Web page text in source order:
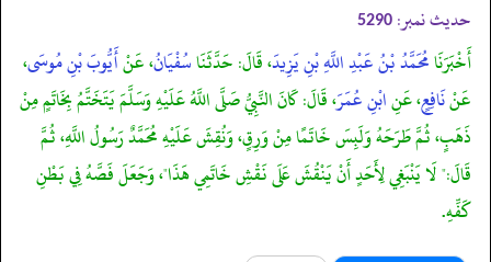
حدیث نمبر: 5290
أَخْبَرَنَامُحَمَّدُ بْنُ عَبْدِ اللَّهِ بْنِ يَزِيدَ، قَالَ: حَدَّثَنَاسُفْيَانُ، عَنْأَيُّوبَ بْنِ مُوسَى،
عَنْنَافِعٍ، عَنِابْنِ عُمَرَ، قَالَ: كَانَ النَّبِيُّ صَلَّى اللَّهُ عَلَيْهِ وَسَلَّمَ يَتَخَتَّمُ بِخَاتَمٍ مِنْ
ذَهَبٍ، ثُمَّ طَرَحَهُ وَلَبِسَ خَاتَمًا مِنْ وَرِقٍ، وَنُقِشَ عَلَيْهِ مُحَمَّدٌ رَسُولُ اللَّهِ، ثُمَّ
قَالَ:" لَا يَنْبَغِي لِأَحَدٍ أَنْ يَنْقُشَ عَلَى نَقْشِ خَاتَمِي هَذَا"، وَجَعَلَ فَصَّهُ فِي بَطْنِ
كَفِّهِ.